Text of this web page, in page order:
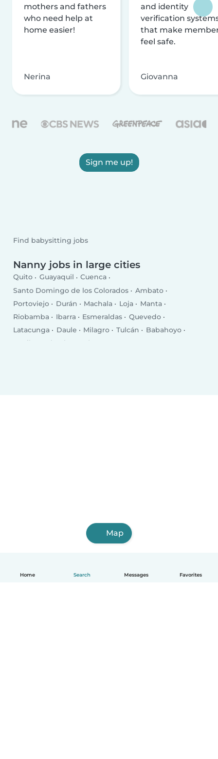
Home Search Messages Favorites
mothers and fathers
who need help at
home easier!
Nerina
and identity
verification
that make
feel safe.
Giovanna
Sign me up!
Find babysitting jobs
Nanny jobs in large cities
Quito Guayaquil
Cuenca
Santo Domingo de los Colorados
Ambato
Portoviejo
Durán Machala Loja
Manta
Riobamba
Ibarra Esmeraldas
Quevedo
Latacunga
Daule Milagro Tulcán
Babahoyo
La Libertad
El Empalme
Map